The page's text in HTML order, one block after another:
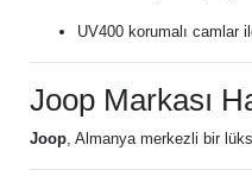
UV400 korumalı camlar
Joop Markası
Joop, Almanya merkezli bir